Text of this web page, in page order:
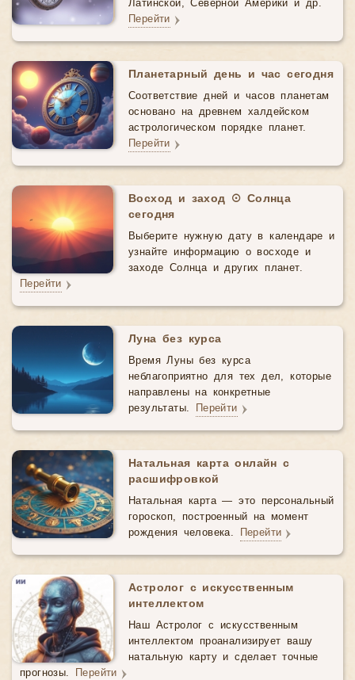
Латинской, Северной Америки и др.
Перейти
Планетарный день и час сегодня
Соответствие дней и часов планетам
основано на древнем халдейском
астрологическом порядке планет.
Перейти
Восход и заход ☉ Солнца
сегодня
Выберите нужную дату в календаре и
узнайте информацию о восходе и
заходе Солнца и других планет.
Перейти
Луна без курса
Время Луны без курса
неблагоприятно для тех дел, которые
направлены на конкретные
результаты. Перейти
Натальная карта онлайн с
расшифровкой
Натальная карта — это персональный
гороскоп, построенный на момент
рождения человека. Перейти
Астролог с искусственным
интеллектом
Наш Астролог с искусственным
интеллектом проанализирует вашу
натальную карту и сделает точные
прогнозы. Перейти